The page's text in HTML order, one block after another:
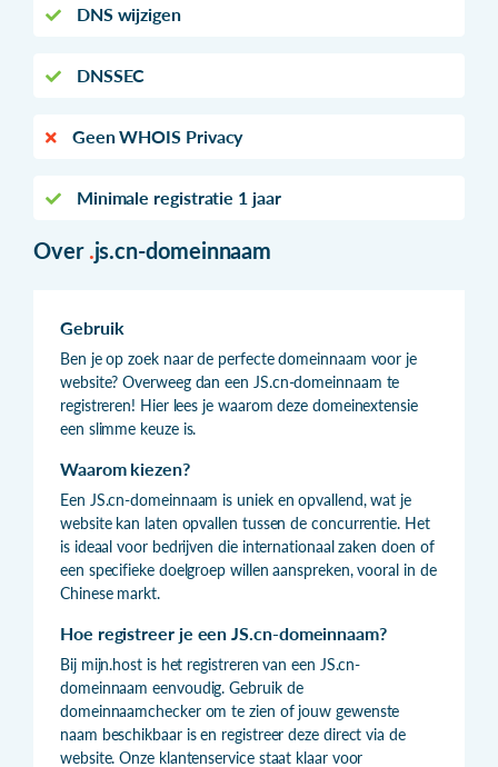
DNS wijzigen
DNSSEC
Geen WHOIS Privacy
Minimale registratie 1 jaar
Over .js.cn-domeinnaam
Gebruik
Ben je op zoek naar de perfecte domeinnaam voor je
website? Overweeg dan een JS.cn-domeinnaam te
registreren! Hier lees je waarom deze domeinextensie
een slimme keuze is.
Waarom kiezen?
Een JS.cn-domeinnaam is uniek en opvallend, wat je
website kan laten opvallen tussen de concurrentie. Het
is ideaal voor bedrijven die internationaal zaken doen of
een specifieke doelgroep willen aanspreken, vooral in de
Chinese markt.
Hoe registreer je een JS.cn-domeinnaam?
Bij mijn.host is het registreren van een JS.cn-
domeinnaam eenvoudig. Gebruik de
domeinnaamchecker om te zien of jouw gewenste
naam beschikbaar is en registreer deze direct via de
website. Onze klantenservice staat klaar voor